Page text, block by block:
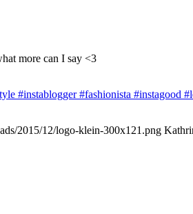
more can I say <3
#instablogger#fashionista #instagood
2015/12/logo-klein-300x121.png